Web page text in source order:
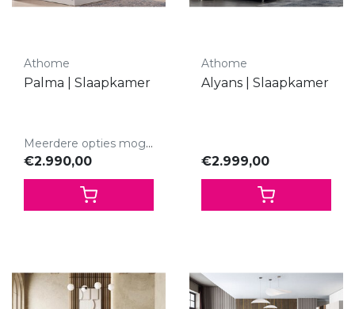
Athome
Palma | Slaapkamer
Meerdere opties mogelijk.
€2.990,00
Athome
Alyans | Slaapkamer
€2.999,00